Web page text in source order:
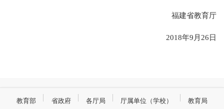
福建省教育厅
2018年9月26日
教育部 省政府 各厅局 厅属单位（学校） 教育局